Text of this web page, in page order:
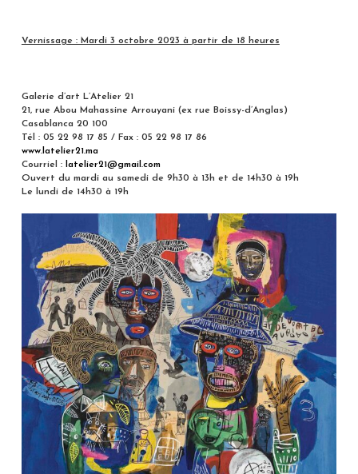
Vernissage : Mardi 3 octobre 2023 à partir de 18 heures
Galerie d’art L’Atelier 21
21, rue Abou Mahassine Arrouyani (ex rue Boissy-d’Anglas)
Casablanca 20 100
Tél : 05 22 98 17 85 / Fax : 05 22 98 17 86
www.latelier21.ma
Courriel : latelier21@gmail.com
Ouvert du mardi au samedi de 9h30 à 13h et de 14h30 à 19h
Le lundi de 14h30 à 19h